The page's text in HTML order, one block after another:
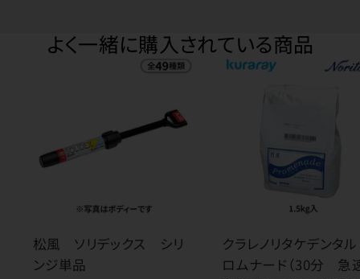
よく一緒に購入されている商品
松風 ソリデックス シリ
ンジ単品
クラレノリタケデンタ
ロムナード（30分 急